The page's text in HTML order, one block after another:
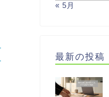
« 5月
最新の投稿